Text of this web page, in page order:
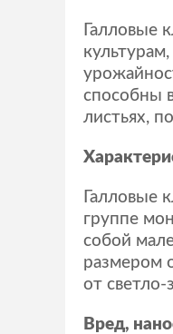
Галловые
способны
листьях,
Галловые
группе
собой
размером
от
Вред,